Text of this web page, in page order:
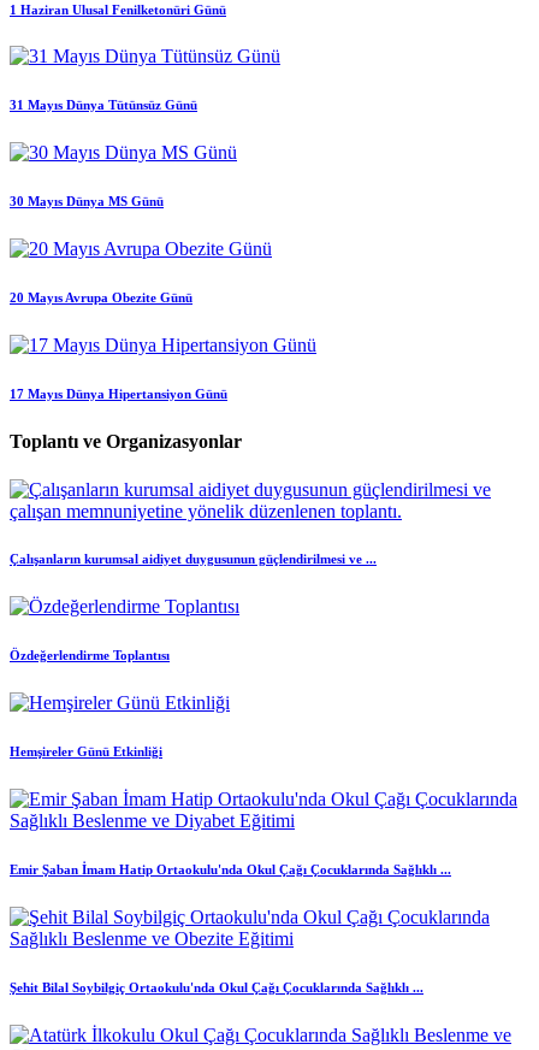
1 Haziran Ulusal Fenilketonüri Günü
31 Mayıs Dünya Tütünsüz Günü
30 Mayıs Dünya MS Günü
20 Mayıs Avrupa Obezite Günü
17 Mayıs Dünya Hipertansiyon Günü
Toplantı ve Organizasyonlar
Çalışanların kurumsal aidiyet duygusunun güçlendirilmesi ve ...
Özdeğerlendirme Toplantısı
Hemşireler Günü Etkinliği
Emir Şaban İmam Hatip Ortaokulu'nda Okul Çağı Çocuklarında Sağlıklı ...
Şehit Bilal Soybilgiç Ortaokulu'nda Okul Çağı Çocuklarında Sağlıklı ...